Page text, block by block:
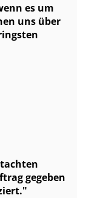
es um
uns über
gegeben